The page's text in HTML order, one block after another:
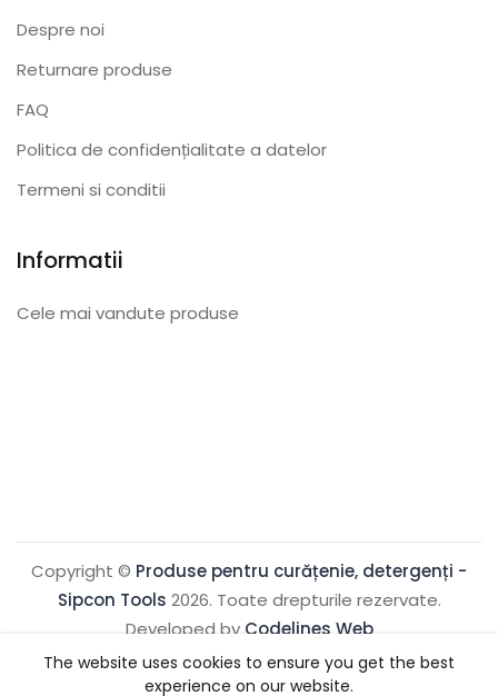
Despre noi
Returnare produse
FAQ
Politica de confidențialitate a datelor
Termeni si conditii
Informatii
Cele mai vandute produse
Copyright © Produse pentru curățenie, detergenți -
Sipcon Tools 2026. Toate drepturile rezervate.
Developed by Codelines Web
The website uses cookies to ensure you get the best
experience on our website.